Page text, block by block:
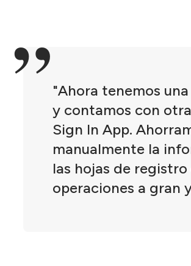
"Ahora tenemos
y contamos con
Sign In App.
manualmente la
las hojas de
operaciones a gran